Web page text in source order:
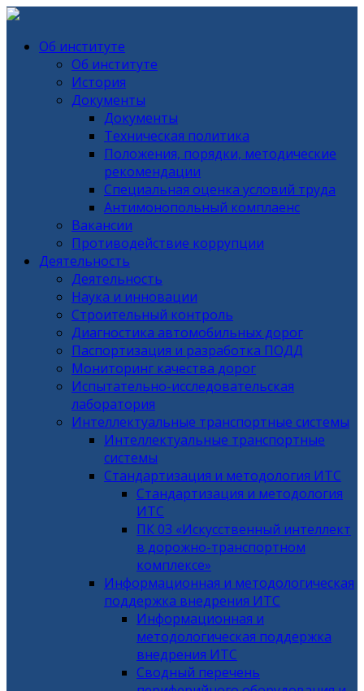
Об институте
Об институте
История
Документы
Документы
Техническая политика
Положения, порядки, методические
рекомендации
Специальная оценка условий труда
Антимонопольный комплаенс
Вакансии
Противодействие коррупции
Деятельность
Деятельность
Наука и инновации
Строительный контроль
Диагностика автомобильных дорог
Паспортизация и разработка ПОДД
Мониторинг качества дорог
Испытательно-исследовательская
лаборатория
Интеллектуальные транспортные системы
Интеллектуальные транспортные
системы
Стандартизация и методология ИТС
Стандартизация и методология
ИТС
ПК 03 «Искусственный интеллект
в дорожно-транспортном
комплексе»
Информационная и методологическая
поддержка внедрения ИТС
Информационная и
методологическая поддержка
внедрения ИТС
Сводный перечень